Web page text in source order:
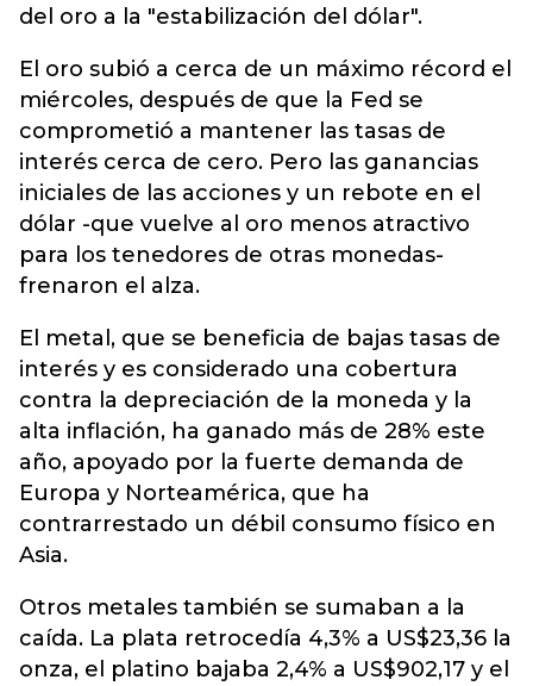
del oro a la "estabilización del dólar".
El oro subió a cerca de un máximo récord el
miércoles, después de que la Fed se
comprometió a mantener las tasas de
interés cerca de cero. Pero las ganancias
iniciales de las acciones y un rebote en el
dólar -que vuelve al oro menos atractivo
para los tenedores de otras monedas-
frenaron el alza.
El metal, que se beneficia de bajas tasas de
interés y es considerado una cobertura
contra la depreciación de la moneda y la
alta inflación, ha ganado más de 28% este
año, apoyado por la fuerte demanda de
Europa y Norteamérica, que ha
contrarrestado un débil consumo físico en
Asia.
Otros metales también se sumaban a la
caída. La plata retrocedía 4,3% a US$23,36 la
onza, el platino bajaba 2,4% a US$902,17 y el